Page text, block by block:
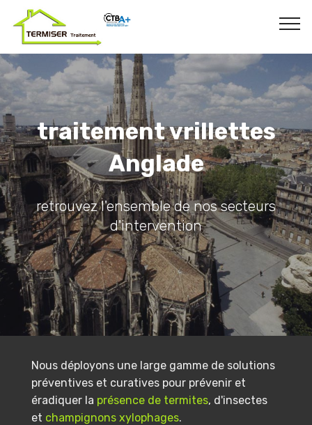
traitement vrillettes
Anglade
retrouvez l'ensemble de nos secteurs
d'intervention
Nous déployons une large gamme de solutions
préventives et curatives pour prévenir et
éradiquer la présence de termites, d'insectes
et champignons xylophages.